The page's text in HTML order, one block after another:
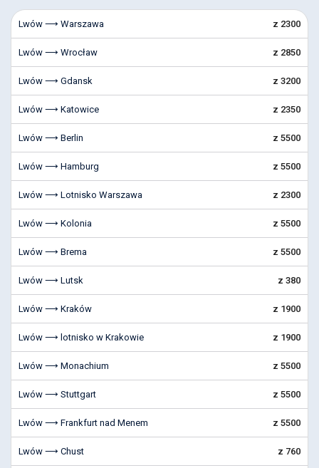
Lwów ⟶ Warszawa z 2300
Lwów ⟶ Wrocław z 2850
Lwów ⟶ Gdansk z 3200
Lwów ⟶ Katowice z 2350
Lwów ⟶ Berlin z 5500
Lwów ⟶ Hamburg z 5500
Lwów ⟶ Lotnisko Warszawa z 2300
Lwów ⟶ Kolonia z 5500
Lwów ⟶ Brema z 5500
Lwów ⟶ Lutsk z 380
Lwów ⟶ Kraków z 1900
Lwów ⟶ lotnisko w Krakowie z 1900
Lwów ⟶ Monachium z 5500
Lwów ⟶ Stuttgart z 5500
Lwów ⟶ Frankfurt nad Menem z 5500
Lwów ⟶ Chust z 760